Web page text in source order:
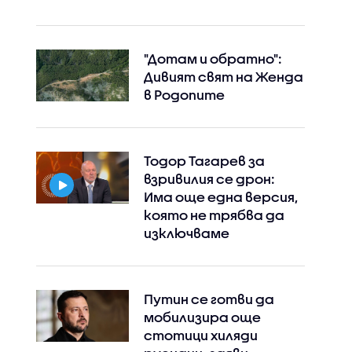
"Дотам и обратно":
Дивият свят на Женда
в Родопите
Тодор Тагарев за
взривилия се дрон:
Има още една версия,
която не трябва да
изключваме
Путин се готви да
мобилизира още
стотици хиляди